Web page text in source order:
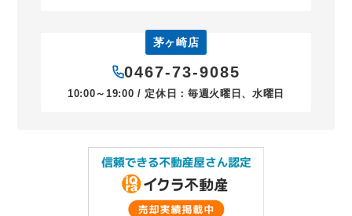
茅ヶ崎店
0467-73-9085
10:00～19:00 / 定休日：毎週火曜日、水曜日